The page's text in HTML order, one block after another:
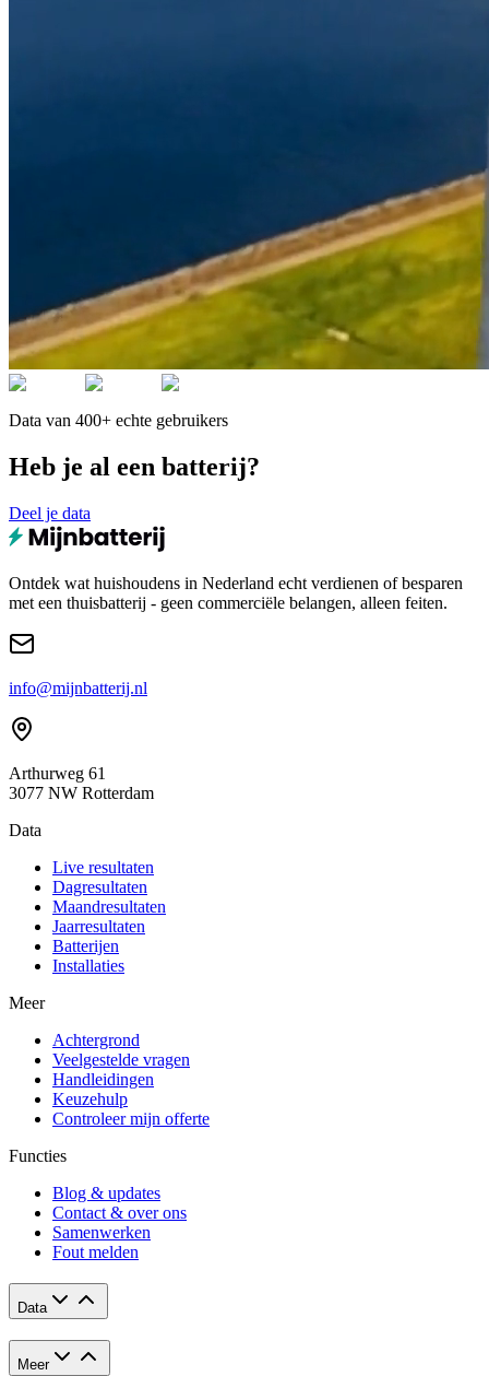
Data van 400+ echte gebruikers
Heb je al een batterij?
Deel je data
Ontdek wat huishoudens in Nederland echt verdienen of besparen
met een thuisbatterij - geen commerciële belangen, alleen feiten.
info@mijnbatterij.nl
Arthurweg 61
3077 NW Rotterdam
Data
Live resultaten
Dagresultaten
Maandresultaten
Jaarresultaten
Batterijen
Installaties
Meer
Achtergrond
Veelgestelde vragen
Handleidingen
Keuzehulp
Controleer mijn offerte
Functies
Blog & updates
Contact & over ons
Samenwerken
Fout melden
Data
Meer